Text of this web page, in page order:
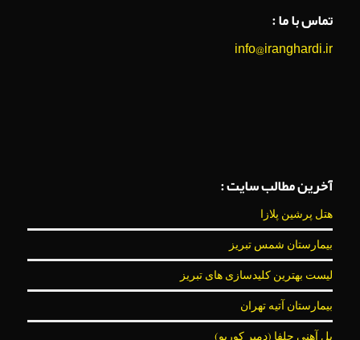
تماس با ما :
info@iranghardi.ir
آخرین مطالب سایت :
هتل پرشین پلازا
بیمارستان شمس تبریز
لیست بهترین کلیدسازی های تبریز
بیمارستان آتیه تهران
پل آهنی جلفا (دمیر کورپو)